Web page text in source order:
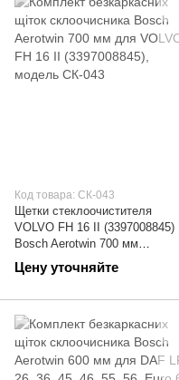
Код товара: СК-043
Щетки стеклоочистителя
VOLVO FH 16 II (3397008845)
Bosch Aerotwin 700 мм
(дворники) | СК-043
Цену уточняйте